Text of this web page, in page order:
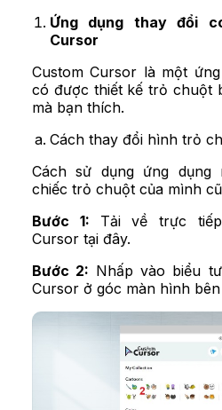
Ứng dụng thay đổi
Cursor
Custom Cursor là một
có được thiết kế trỏ chuột
mà bạn thích.
Cách thay đổi hình trỏ
Cách sử dụng ứng dụng
chiếc trỏ chuột của mình
Bước 1: Tải về trực
Cursor tại đây.
Bước 2: Nhấp vào biểu
Cursor ở góc màn hình